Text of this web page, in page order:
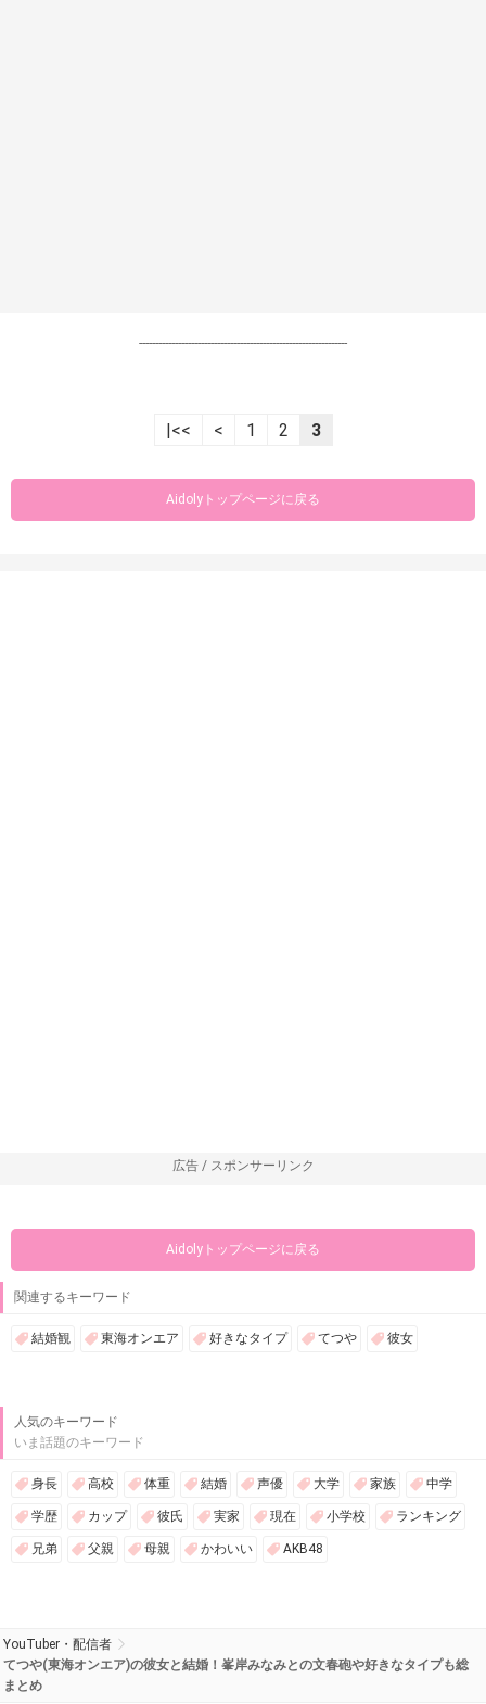
----------------------------------------------------------------
|<< < 1 2 3
Aidolyトップページに戻る
広告 / スポンサーリンク
Aidolyトップページに戻る
関連するキーワード
結婚観 東海オンエア 好きなタイプ てつや 彼女
人気のキーワード
いま話題のキーワード
身長 高校 体重 結婚 声優 大学 家族 中学
学歴 カップ 彼氏 実家 現在 小学校 ランキング
兄弟 父親 母親 かわいい AKB48
YouTuber・配信者
てつや(東海オンエア)の彼女と結婚！峯岸みなみとの文春砲や好きなタイプも総
まとめ